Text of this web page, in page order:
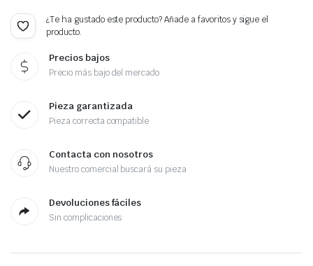
¿Te ha gustado este producto? Añade a favoritos y sigue el
producto.
Precios bajos
Precio más bajo del mercado
Pieza garantizada
Pieza correcta compatible
Contacta con nosotros
Nuestro comercial buscará su pieza
Devoluciones fáciles
Sin complicaciones